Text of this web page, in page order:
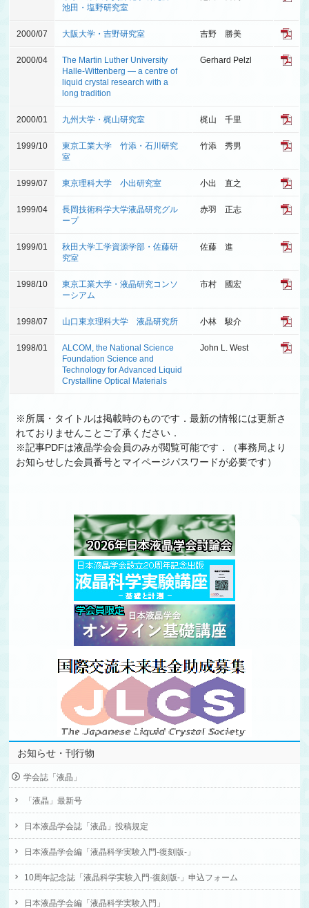
池田・塩野研究室
2000/07 大阪大学・吉野研究室 吉野 勝美
2000/04
The Martin Luther University
Halle-Wittenberg ― a centre of
liquid crystal research with a
long tradition
Gerhard Pelzl
2000/01 九州大学・梶山研究室 梶山 千里
1999/10
東京工業大学 竹添・石川研究
室
竹添 秀男
1999/07 東京理科大学 小出研究室 小出 直之
1999/04
長岡技術科学大学液晶研究グル
ープ
赤羽 正志
1999/01
秋田大学工学資源学部・佐藤研
究室
佐藤 進
1998/10
東京工業大学・液晶研究コンソ
ーシアム
市村 國宏
1998/07 山口東京理科大学 液晶研究所 小林 駿介
1998/01
ALCOM, the National Science
Foundation Science and
Technology for Advanced Liquid
Crystalline Optical Materials
John L. West
※所属・タイトルは掲載時のものです．最新の情報には更新さ
れておりませんことご了承ください．
※記事PDFは液晶学会会員のみが閲覧可能です．（事務局より
お知らせした会員番号とマイページパスワードが必要です）
お知らせ・刊行物
学会誌「液晶」
「液晶」最新号
日本液晶学会誌「液晶」投稿規定
日本液晶学会編「液晶科学実験入門-復刻版-」
10周年記念誌「液晶科学実験入門-復刻版-」申込フォーム
日本液晶学会編「液晶科学実験入門」